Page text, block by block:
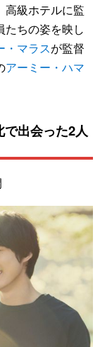
高級ホテルに監
たちの姿を映し
・マラスが監督
アーミー・ハマ
出会った2人